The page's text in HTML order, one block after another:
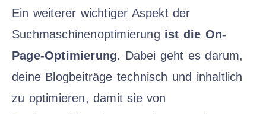
Ein weiterer wichtiger Aspekt der
Suchmaschinenoptimierung ist die On-
Page-Optimierung. Dabei geht es darum,
deine Blogbeiträge technisch und inhaltlich
zu optimieren, damit sie von